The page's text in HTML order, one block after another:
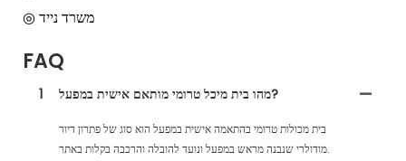
◎ משרד נייד
FAQ
1 מהו בית מיכל טרומי מותאם אישית במפעל?
בית מכולות טרומי בהתאמה אישית במפעל הוא סוג של פתרון דיור
מודולרי שנבנה מראש במפעל ונועד להובלה והרכבה בקלות באתר.